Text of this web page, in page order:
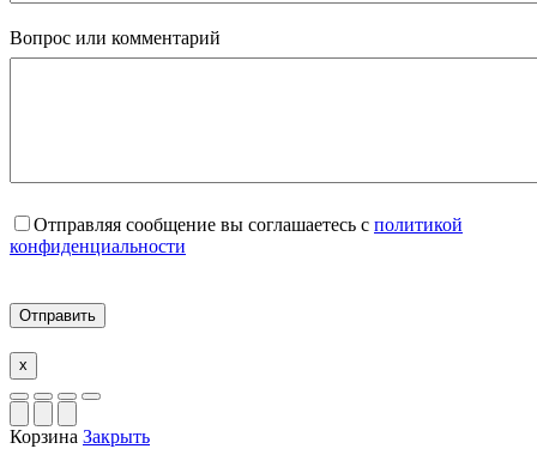
Вопрос или комментарий
Отправляя сообщение вы соглашаетесь с политикой
конфиденциальности
x
Корзина Закрыть